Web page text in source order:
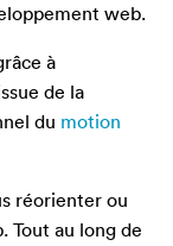
web.
à
de la
du motion
réorienter ou
Tout au long de